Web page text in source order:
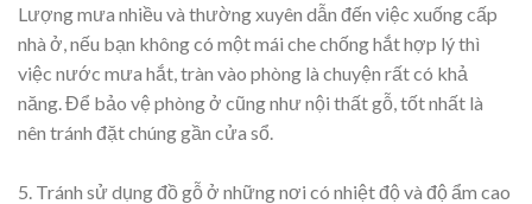
Lượng mưa nhiều và thường xuyên dẫn đến việc xuống cấp
nhà ở, nếu bạn không có một mái che chống hắt hợp lý thì
việc nước mưa hắt, tràn vào phòng là chuyện rất có khả
năng. Để bảo vệ phòng ở cũng như nội thất gỗ, tốt nhất là
nên tránh đặt chúng gần cửa sổ.
5. Tránh sử dụng đồ gỗ ở những nơi có nhiệt độ và độ ẩm cao